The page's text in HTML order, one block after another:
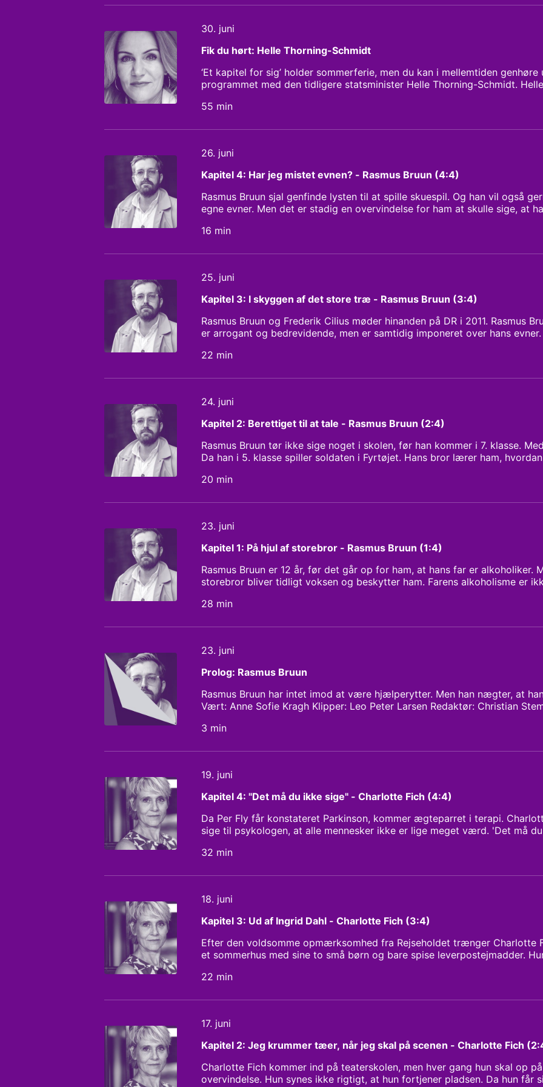
sen ADHD-diagnose vendte op og ned på hendes forståelse af sig selv.
30. juni
Fik du hørt: Helle Thorning-Schmidt
‘Et kapitel for sig’ holder sommerferie, men du kan i mellemtiden
programmet med den tidligere statsminister Helle Thorning-Schmidt.
hun mødt af interne magtkampe, lækkede fortrolige dokumenter og
Christiansborg. Klipper: Leo Peter Larsen Redaktør: Christian Stemann
55 min
26. juni
Kapitel 4: Har jeg mistet evnen? - Rasmus Bruun (4:4)
Rasmus Bruun sjal genfinde lysten til at spille skuespil. Og han vil også
egne evner. Men det er stadig en overvindelse for ham at skulle sige, at
Har han mistet evnen? Vært: Anne Sofie Kragh Klipper: Leo Peter Larsen
16 min
25. juni
Kapitel 3: I skyggen af det store træ - Rasmus Bruun (3:4)
Rasmus Bruun og Frederik Cilius møder hinanden på DR i 2011. Rasmus
er arrogant og bedrevidende, men er samtidig imponeret over hans
Rasmus Bruun får også en hovedrolle i en spillefilm og vinder en
herhjemme. Da Frederik Cilius vinder en Robert for første sæson af
skuespiller. Vært: Anne Sofie Kragh Klipper: Leo Peter Larsen Redaktør:
Research: Donya Lykkeberg
22 min
24. juni
Kapitel 2: Berettiget til at tale - Rasmus Bruun (2:4)
Rasmus Bruun tør ikke sige noget i skolen, før han kommer i 7. klasse.
Da han i 5. klasse spiller soldaten i Fyrtøjet. Hans bror lærer ham,
Klampenborg. Rasmus Bruun nyder hvert et øjeblik, han står på scenen.
lægger han sig syg. Han tør ikke. Han er slet ikke vant til at håndtere et
Lykkeberg
20 min
23. juni
Kapitel 1: På hjul af storebror - Rasmus Bruun (1:4)
Rasmus Bruun er 12 år, før det går op for ham, at hans far er alkoholiker.
storebror bliver tidligt voksen og beskytter ham. Farens alkoholisme er
ham for alt det, han også var. Det er hans Mor, der står for det hele, også
hele taget ikke nogen rammer eller forventninger til ham. Om det har en
Christian Stemann Research: Donya Lykkeberg
28 min
23. juni
Prolog: Rasmus Bruun
Rasmus Bruun har intet imod at være hjælperytter. Men han nægter, at
Vært: Anne Sofie Kragh Klipper: Leo Peter Larsen Redaktør: Christian
3 min
19. juni
Kapitel 4: "Det må du ikke sige" - Charlotte Fich (4:4)
Da Per Fly får konstateret Parkinson, kommer ægteparret i terapi.
sige til psykologen, at alle mennesker ikke er lige meget værd. 'Det må
overvejelser. Op til sin 60-års fødselsdag beslutter Charlotte Fich sig for,
Christian Stemann Research: Donya Lykkeberg
32 min
18. juni
Kapitel 3: Ud af Ingrid Dahl - Charlotte Fich (3:4)
Efter den voldsomme opmærksomhed fra Rejseholdet trænger Charlotte
et sommerhus med sine to små børn og bare spise leverpostejmadder.
være med i hans næste spillefilm Drabet, er hun ikke i tvivl om, at hun skal
Christian Stemann Research: Donya Lykkeberg
22 min
17. juni
Kapitel 2: Jeg krummer tæer, når jeg skal på scenen - Charlotte Fich
Charlotte Fich kommer ind på teaterskolen, men hver gang hun skal op
overvindelse. Hun synes ikke rigtigt, at hun fortjener pladsen. Da hun får